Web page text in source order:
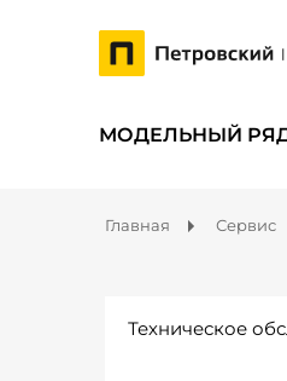
МОДЕЛЬНЫЙ
Главная Сервис
Техническое